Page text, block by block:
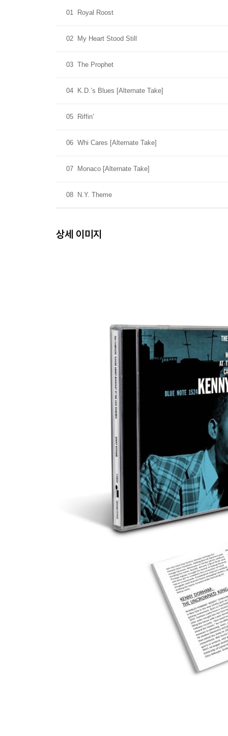
01 Royal Roost
02 My Heart Stood Still
03 The Prophet
04 K.D.’s Blues [Alternate Take]
05 Riffin’
06 Whi Cares [Alternate Take]
07 Monaco [Alternate Take]
08 N.Y. Theme
상세 이미지